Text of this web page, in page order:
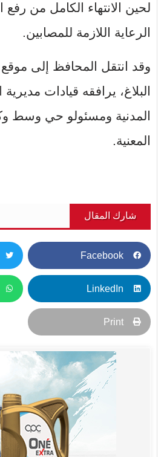
لحين الانتهاء الكامل من رفع
الرعاية اللازمة للمصابين.
وقد انتقل المحافظ إلى
البلاغ، يرافقه قيادات مديرية
المدنية ومسئولو حي وسط
المعنية.
شارك المقال
Facebook
LinkedIn
Print